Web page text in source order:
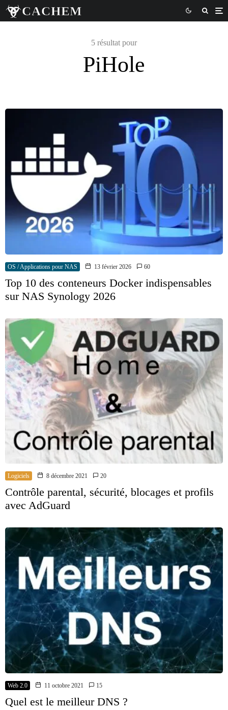
5 résultat pour
PiHole
OS / Applications pour NAS 13 février 2026 60
Top 10 des conteneurs Docker indispensables
sur NAS Synology 2026
Logiciels 8 décembre 2021 20
Contrôle parental, sécurité, blocages et profils
avec AdGuard
Web 2.0 11 octobre 2021 15
Quel est le meilleur DNS ?